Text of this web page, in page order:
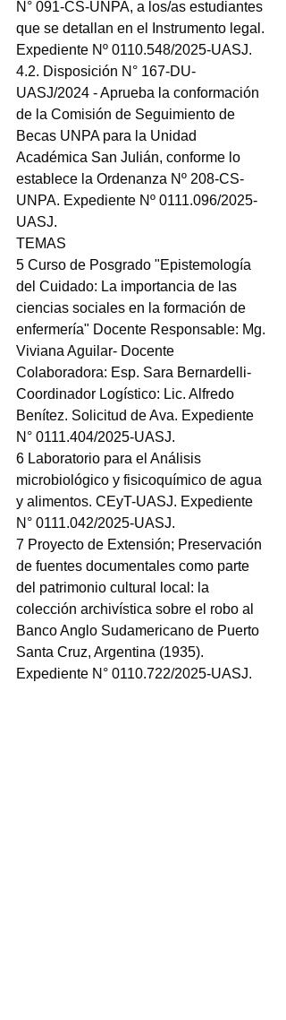
N° 091-CS-UNPA, a los/as estudiantes
que se detallan en el Instrumento legal.
Expediente Nº 0110.548/2025-UASJ.
4.2. Disposición N° 167-DU-
UASJ/2024 - Aprueba la conformación
de la Comisión de Seguimiento de
Becas UNPA para la Unidad
Académica San Julián, conforme lo
establece la Ordenanza Nº 208-CS-
UNPA. Expediente Nº 0111.096/2025-
UASJ.
TEMAS
5 Curso de Posgrado "Epistemología
del Cuidado: La importancia de las
ciencias sociales en la formación de
enfermería" Docente Responsable: Mg.
Viviana Aguilar- Docente
Colaboradora: Esp. Sara Bernardelli-
Coordinador Logístico: Lic. Alfredo
Benítez. Solicitud de Ava. Expediente
N° 0111.404/2025-UASJ.
6 Laboratorio para el Análisis
microbiológico y fisicoquímico de agua
y alimentos. CEyT-UASJ. Expediente
N° 0111.042/2025-UASJ.
7 Proyecto de Extensión; Preservación
de fuentes documentales como parte
del patrimonio cultural local: la
colección archivística sobre el robo al
Banco Anglo Sudamericano de Puerto
Santa Cruz, Argentina (1935).
Expediente N° 0110.722/2025-UASJ.